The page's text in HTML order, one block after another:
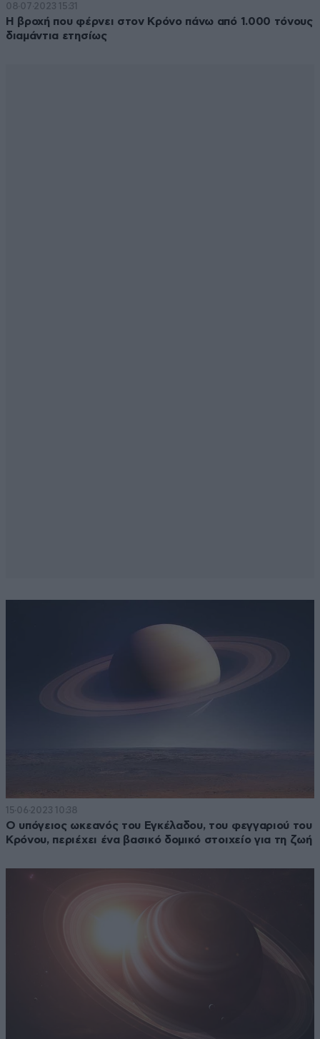
08·07·2023 15:31
Η βροχή που φέρνει στον Κρόνο πάνω από 1.000 τόνους
διαμάντια ετησίως
15·06·2023 10:38
Ο υπόγειος ωκεανός του Εγκέλαδου, του φεγγαριού του
Κρόνου, περιέχει ένα βασικό δομικό στοιχείο για τη ζωή